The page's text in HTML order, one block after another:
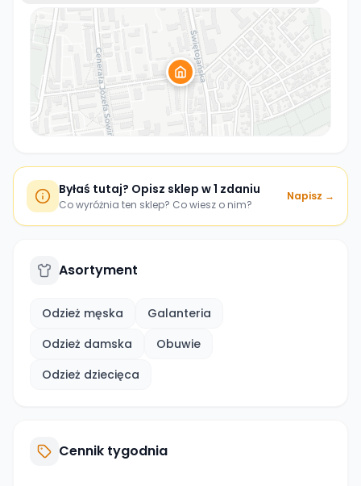
Byłaś tutaj? Opisz sklep w 1 zdaniu
Co wyróżnia ten sklep? Co wiesz o nim?
Napisz →
Asortyment
Odzież męska
Galanteria
Odzież damska
Obuwie
Odzież dziecięca
Cennik tygodnia